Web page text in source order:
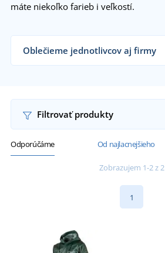
máte niekoľko farieb i veľkostí.
Oblečieme jednotlivcov aj firmy
Filtrovať produkty
Odporúčáme Od najlacnejšieho
Zobrazujem 1-2 z 2
1